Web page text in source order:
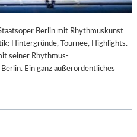
Berlin mit Rhythmuskunst
Hintergründe, Tournee, Highlights.
seiner Rhythmus-
Ein ganz außerordentliches